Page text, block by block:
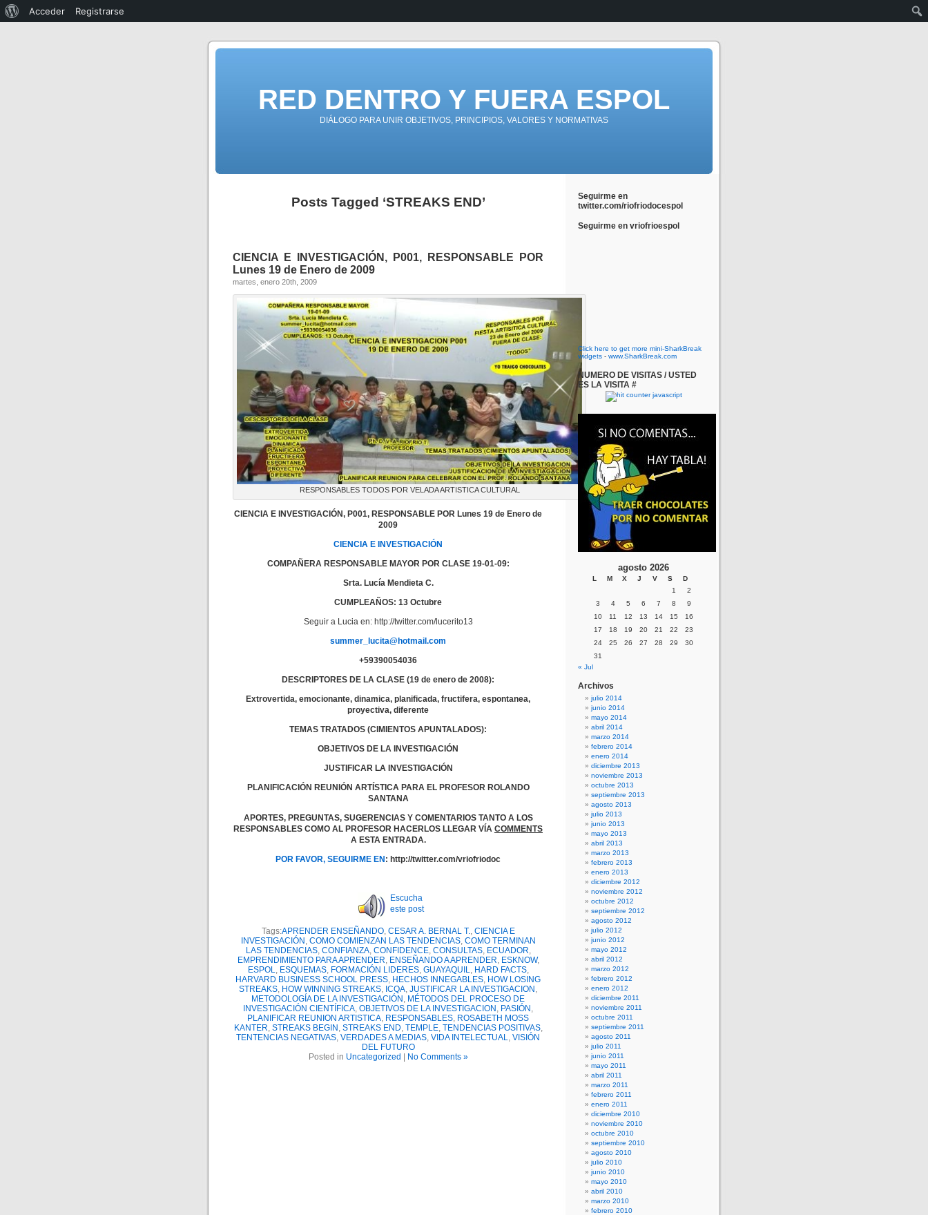
RED DENTRO Y FUERA ESPOL
DIÁLOGO PARA UNIR OBJETIVOS, PRINCIPIOS, VALORES Y NORMATIVAS
Posts Tagged ‘STREAKS END’
CIENCIA E INVESTIGACIÓN, P001, RESPONSABLE POR
Lunes 19 de Enero de 2009
martes, enero 20th, 2009
RESPONSABLES TODOS POR VELADA ARTISTICA CULTURAL
CIENCIA E INVESTIGACIÓN, P001, RESPONSABLE POR Lunes 19 de Enero de
2009
CIENCIA E INVESTIGACIÓN
COMPAÑERA RESPONSABLE MAYOR POR CLASE 19-01-09:
Srta. Lucía Mendieta C.
CUMPLEAÑOS: 13 Octubre
Seguir a Lucia en: http://twitter.com/lucerito13
summer_lucita@hotmail.com
+59390054036
DESCRIPTORES DE LA CLASE (19 de enero de 2008):
Extrovertida, emocionante, dinamica, planificada, fructifera, espontanea,
proyectiva, diferente
TEMAS TRATADOS (CIMIENTOS APUNTALADOS):
OBJETIVOS DE LA INVESTIGACIÓN
JUSTIFICAR LA INVESTIGACIÓN
PLANIFICACIÓN REUNIÓN ARTÍSTICA PARA EL PROFESOR ROLANDO
SANTANA
APORTES, PREGUNTAS, SUGERENCIAS Y COMENTARIOS TANTO A LOS
RESPONSABLES COMO AL PROFESOR HACERLOS LLEGAR VÍA COMMENTS
A ESTA ENTRADA.
POR FAVOR, SEGUIRME EN : http://twitter.com/vriofriodoc
Escucha
este post
Tags:APRENDER ENSEÑANDO, CESAR A. BERNAL T., CIENCIA E
INVESTIGACIÓN , COMO COMIENZAN LAS TENDENCIAS, COMO TERMINAN
LAS TENDENCIAS, CONFIANZA, CONFIDENCE, CONSULTAS, ECUADOR,
EMPRENDIMIENTO PARA APRENDER, ENSEÑANDO A APRENDER, ESKNOW,
ESPOL, ESQUEMAS, FORMACIÓN LIDERES, GUAYAQUIL, HARD FACTS,
HARVARD BUSINESS SCHOOL PRESS, HECHOS INNEGABLES, HOW LOSING
STREAKS, HOW WINNING STREAKS, ICQA, JUSTIFICAR LA INVESTIGACION ,
METODOLOGÍA DE LA INVESTIGACIÓN , MÉTODOS DEL PROCESO DE
INVESTIGACIÓN CIENTÍFICA, OBJETIVOS DE LA INVESTIGACION , PASIÓN ,
PLANIFICAR REUNION ARTISTICA, RESPONSABLES, ROSABETH MOSS
KANTER, STREAKS BEGIN , STREAKS END, TEMPLE, TENDENCIAS POSITIVAS,
TENTENCIAS NEGATIVAS, VERDADES A MEDIAS, VIDA INTELECTUAL, VISIÓN
DEL FUTURO
Posted in Uncategorized No Comments »
Seguirme en
twitter.com/riofriodocespol
Seguirme en vriofrioespol
Click here to get more mini-SharkBreak
widgets - www.SharkBreak.com
NUMERO DE VISITAS / USTED
ES LA VISITA #
agosto 2026
L M X J V S
D
1
2
3
4 5 6 7 8
9
10
11 12 13 14 15
16
17
18 19 20 21 22
23
24
25 26 27 28 29
30
31
« Jul
Archivos
julio 2014
junio 2014
mayo 2014
abril 2014
marzo 2014
febrero 2014
enero 2014
diciembre 2013
noviembre 2013
octubre 2013
septiembre 2013
agosto 2013
julio 2013
junio 2013
mayo 2013
abril 2013
marzo 2013
febrero 2013
enero 2013
diciembre 2012
noviembre 2012
octubre 2012
septiembre 2012
agosto 2012
julio 2012
junio 2012
mayo 2012
abril 2012
marzo 2012
febrero 2012
enero 2012
diciembre 2011
noviembre 2011
octubre 2011
septiembre 2011
agosto 2011
julio 2011
junio 2011
mayo 2011
abril 2011
marzo 2011
febrero 2011
enero 2011
diciembre 2010
noviembre 2010
octubre 2010
septiembre 2010
agosto 2010
julio 2010
junio 2010
mayo 2010
abril 2010
marzo 2010
febrero 2010
Acceder Registrarse